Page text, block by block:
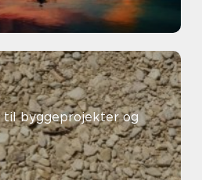
til byggeprojekter og